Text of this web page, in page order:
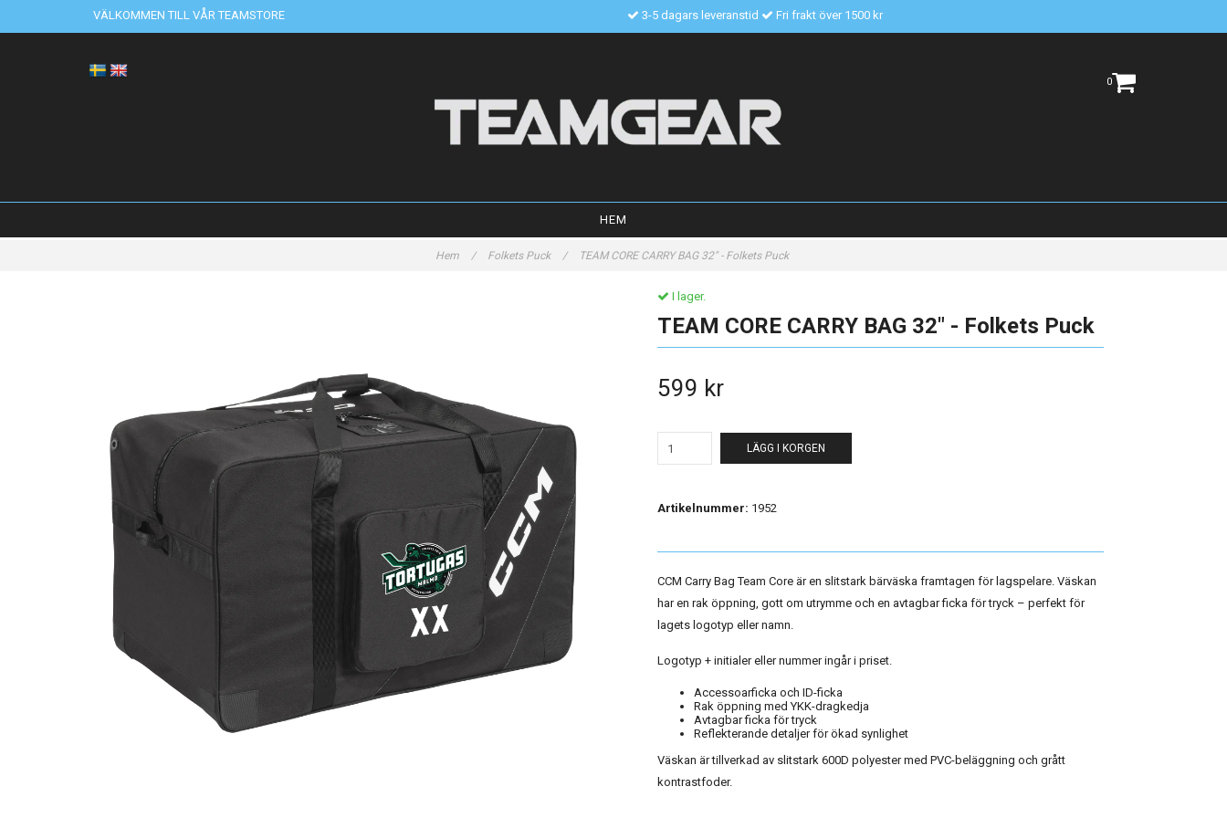
VÄLKOMMEN TILL VÅR TEAMSTORE 3-5 dagars leveranstid Fri frakt över 1500 kr
0
HEM
Hem / Folkets Puck / TEAM CORE CARRY BAG 32" - Folkets Puck
I lager.
TEAM CORE CARRY BAG 32" - Folkets Puck
599 kr
LÄGG I KORGEN
Artikelnummer: 1952
CCM Carry Bag Team Core är en slitstark bärväska framtagen för lagspelare. Väskan
har en rak öppning, gott om utrymme och en avtagbar ficka för tryck – perfekt för
lagets logotyp eller namn.
Logotyp + initialer eller nummer ingår i priset.
Accessoarficka och ID-ficka
Rak öppning med YKK-dragkedja
Avtagbar ficka för tryck
Reflekterande detaljer för ökad synlighet
Väskan är tillverkad av slitstark 600D polyester med PVC-beläggning och grått
kontrastfoder.